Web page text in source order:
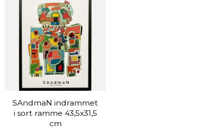
SAndmaN indrammet
i sort ramme 43,5x31,5
cm